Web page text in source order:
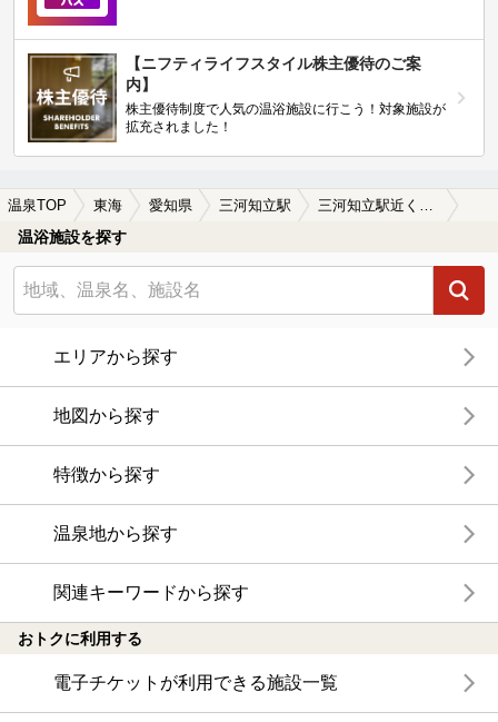
【ニフティライフスタイル株主優待のご案
内】
株主優待制度で人気の温浴施設に行こう！対象施設が
拡充されました！
温泉TOP 東海 愛知県 三河知立駅 三河知立駅近くの温泉宿・温泉旅館・ホテルおすすめ(2026年版)
温浴施設を探す
エリアから探す
地図から探す
特徴から探す
温泉地から探す
関連キーワードから探す
おトクに利用する
電子チケットが利用できる施設一覧